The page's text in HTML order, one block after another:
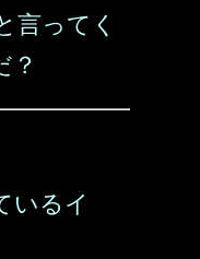
言ってく
？
いるイ